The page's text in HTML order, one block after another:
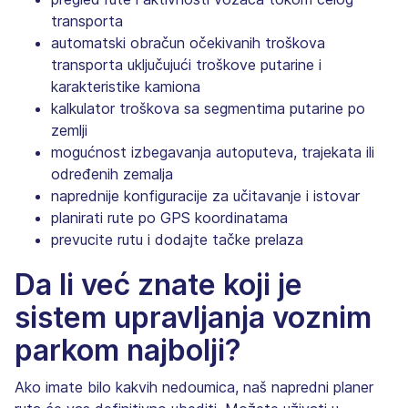
transporta
automatski obračun očekivanih troškova
transporta uključujući troškove putarine i
karakteristike kamiona
kalkulator troškova sa segmentima putarine po
zemlji
mogućnost izbegavanja autoputeva, trajekata ili
određenih zemalja
naprednije konfiguracije za učitavanje i istovar
planirati rute po GPS koordinatama
prevucite rutu i ​​dodajte tačke prelaza
Da li već znate koji je
sistem upravljanja voznim
parkom najbolji?
Ako imate bilo kakvih nedoumica, naš napredni planer